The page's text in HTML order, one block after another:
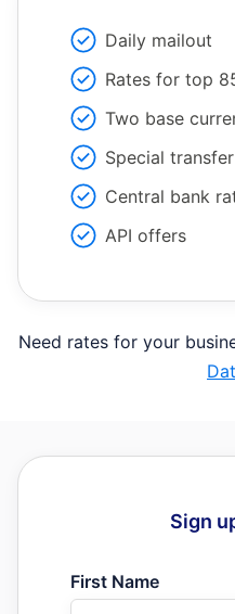
Daily mailout
Rates for top
Two base
Special
Central bank
API offers
Need rates for your
Sign
First Name